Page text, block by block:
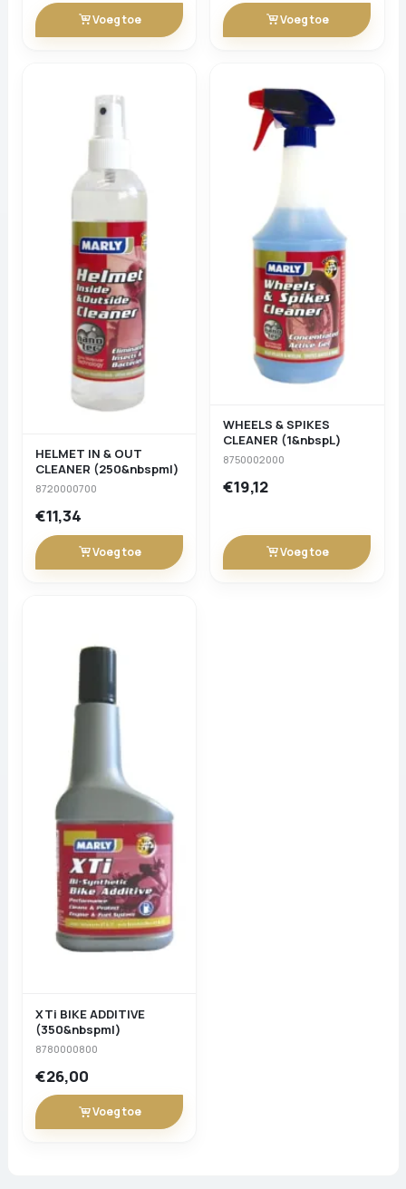
Voeg toe Voeg toe
HELMET IN & OUT
CLEANER (250&nbspml)
8720000700
€11,34
Voeg toe
WHEELS & SPIKES
CLEANER (1&nbspL)
8750002000
€19,12
Voeg toe
XTi BIKE ADDITIVE
(350&nbspml)
8780000800
€26,00
Voeg toe